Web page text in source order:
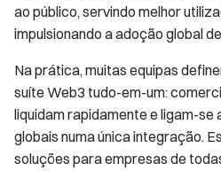
ao público, servindo melhor
impulsionando a adoção global
Na prática, muitas equipas
suíte Web3 tudo-em-um:
liquidam rapidamente e ligam-se
globais numa única integração.
soluções para empresas de